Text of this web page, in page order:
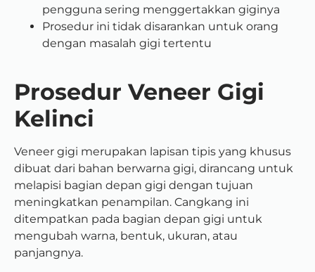
pengguna sering menggertakkan giginya
Prosedur ini tidak disarankan untuk orang
dengan masalah gigi tertentu
Prosedur Veneer Gigi
Kelinci
Veneer gigi merupakan lapisan tipis yang khusus
dibuat dari bahan berwarna gigi, dirancang untuk
melapisi bagian depan gigi dengan tujuan
meningkatkan penampilan. Cangkang ini
ditempatkan pada bagian depan gigi untuk
mengubah warna, bentuk, ukuran, atau
panjangnya.